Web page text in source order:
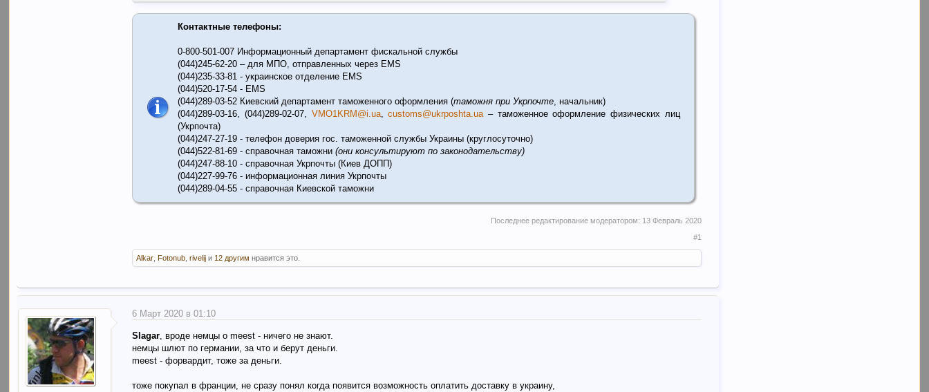
Контактные телефоны:
0-800-501-007 Информационный департамент фискальной службы
(044)245-62-20 – для МПО, отправленных через EMS
(044)235-33-81 - украинское отделение EMS
(044)520-17-54 - EMS
(044)289-03-52 Киевский департамент таможенного оформления (таможня при Укрпочте , начальник)
(044)289-03-16, (044)289-02-07, VMO1KRM@i.ua,customs@ukrposhta.ua – таможенное оформление физических лиц
(Укрпочта)
(044)247-27-19 - телефон доверия гос. таможенной службы Украины (круглосуточно)
(044)522-81-69 - справочная таможни(они консультируют по законодательству)
(044)247-88-10 - справочная Укрпочты (Киев ДОПП)
(044)227-99-76 - информационная линия Укрпочты
(044)289-04-55 - справочная Киевской таможни
Последнее редактирование модератором: 13 Февраль 2020
#1
Alkar ,Fotonub ,rivelij и 12 другим нравится это.
6 Март 2020 в 01:10
Slagar, вроде немцы о meest - ничего не знают.
немцы шлют по германии, за что и берут деньги.
meest - форвардит, тоже за деньги.
тоже покупал в франции, не сразу понял когда появится возможность оплатить доставку в украину,